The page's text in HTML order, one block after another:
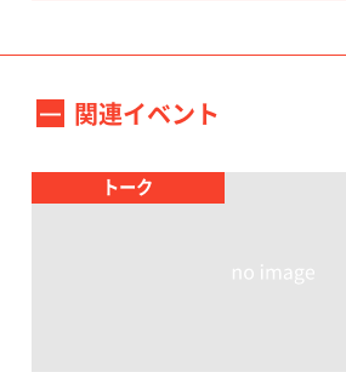
協賛：
ヨタ自動車、三井物産
All Photographs©2014
関連イベント
トーク